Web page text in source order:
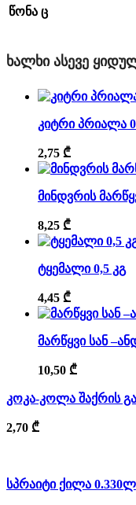
წონა ც
ᲮᲐᲚᲮᲘ ᲐᲡᲔᲕᲔ
კიტრი პრიალა
2,75 ₾
მინდვრის
8,25 ₾
ტყემალი 0,5 კგ
4,45 ₾
მარწყვი სან
10,50 ₾
კოკა-კოლა შაქრის
2,70 ₾
სპრაიტი ქილა 0.330ლ